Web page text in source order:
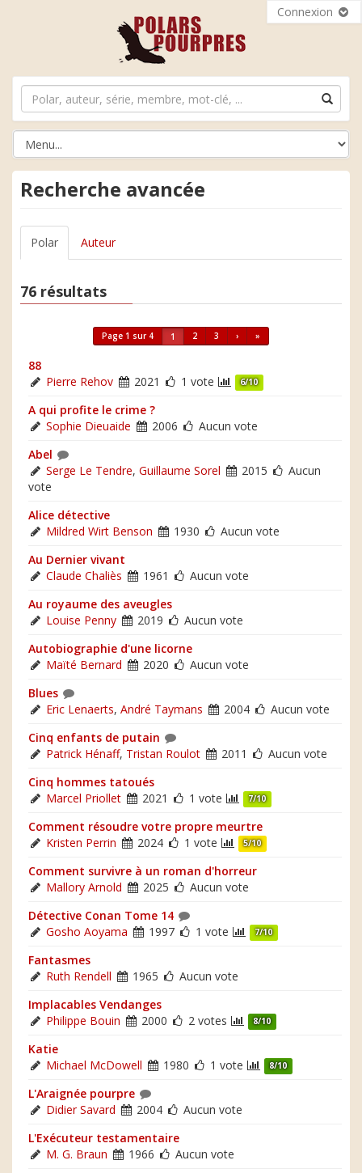
Connexion
Recherche avancée
Polar Auteur
76 résultats
Page 1 sur 4 1 2 3 › »
88
Pierre Rehov
2021 1 vote 6/10
A qui profite le crime ?
Sophie Dieuaide
2006
Aucun vote
Abel
Serge Le Tendre, Guillaume Sorel 2015
Aucun
vote
Alice détective
Mildred Wirt Benson
1930
Aucun vote
Au Dernier vivant
Claude Chaliès
1961
Aucun vote
Au royaume des aveugles
Louise Penny
2019
Aucun vote
Autobiographie d'une licorne
Maïté Bernard
2020
Aucun vote
Blues
Eric Lenaerts, André Taymans 2004
Aucun vote
Cinq enfants de putain
Patrick Hénaff, Tristan Roulot 2011
Aucun vote
Cinq hommes tatoués
Marcel Priollet
2021 1 vote 7/10
Comment résoudre votre propre meurtre
Kristen Perrin
2024 1 vote 5/10
Comment survivre à un roman d'horreur
Mallory Arnold
2025
Aucun vote
Détective Conan Tome 14
Gosho Aoyama
1997 1 vote 7/10
Fantasmes
Ruth Rendell
1965
Aucun vote
Implacables Vendanges
Philippe Bouin
2000 2 votes 8/10
Katie
Michael McDowell
1980 1 vote 8/10
L'Araignée pourpre
Didier Savard
2004
Aucun vote
L'Exécuteur testamentaire
M. G. Braun
1966
Aucun vote